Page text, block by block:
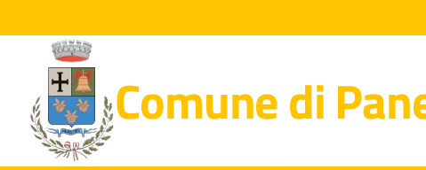
Comune di